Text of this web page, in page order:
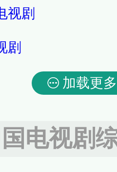
视剧
剧
加载更多
电视剧